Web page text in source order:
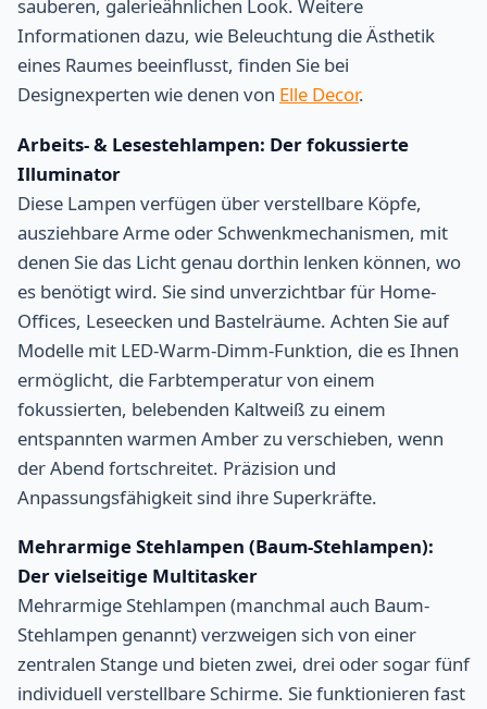
sauberen, galerieähnlichen Look. Weitere
Informationen dazu, wie Beleuchtung die Ästhetik
eines Raumes beeinflusst, finden Sie bei
Designexperten wie denen von Elle Decor.
Arbeits- & Lesestehlampen: Der fokussierte
Illuminator
Diese Lampen verfügen über verstellbare Köpfe,
ausziehbare Arme oder Schwenkmechanismen, mit
denen Sie das Licht genau dorthin lenken können, wo
es benötigt wird. Sie sind unverzichtbar für Home-
Offices, Leseecken und Bastelräume. Achten Sie auf
Modelle mit LED-Warm-Dimm-Funktion, die es Ihnen
ermöglicht, die Farbtemperatur von einem
fokussierten, belebenden Kaltweiß zu einem
entspannten warmen Amber zu verschieben, wenn
der Abend fortschreitet. Präzision und
Anpassungsfähigkeit sind ihre Superkräfte.
Mehrarmige Stehlampen (Baum-Stehlampen):
Der vielseitige Multitasker
Mehrarmige Stehlampen (manchmal auch Baum-
Stehlampen genannt) verzweigen sich von einer
zentralen Stange und bieten zwei, drei oder sogar fünf
individuell verstellbare Schirme. Sie funktionieren fast